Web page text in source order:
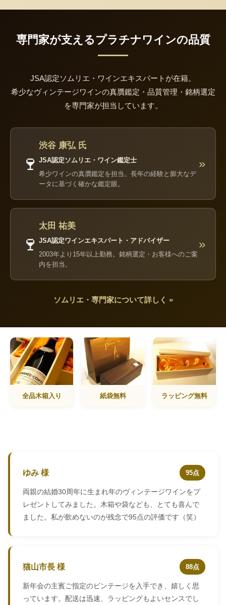
専門家が支えるプラチナワインの品質
JSA認定ソムリエ・ワインエキスパートが在籍。
希少なヴィンテージワインの真贋鑑定・品質管理・銘柄選定
を専門家が担当しています。
🍷
渋谷 康弘 氏
JSA認定ソムリエ・ワイン鑑定士
希少ワインの真贋鑑定を担当。長年の経験と膨大なデ
ータに基づく確かな鑑定眼。
»
🍷
太田 祐美
JSA認定ワインエキスパート・アドバイザー
2003年より15年以上勤務。銘柄選定・お客様へのご案
内を担当。
»
ソムリエ・専門家について詳しく »
全品木箱入り 紙袋無料 ラッピング無料
ゆみ 様 95点
両親の結婚30周年に生まれ年のヴィンテージワインをプ
レゼントしてみました。木箱や袋なども、とても喜んで
ました。私が飲めないのが残念で95点の評価です（笑）
猫山市長 様 88点
新年会の主賓ご指定のビンテージを入手でき、嬉しく思
っています。配送は迅速、ラッピングもよいセンスでし